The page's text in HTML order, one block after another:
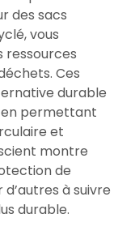
des sacs
vous
ressources
Ces
durable
en permettant
et
montre
de
à suivre
durable.